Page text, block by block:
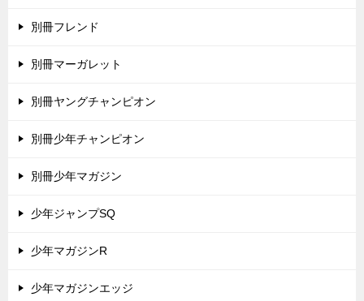
別冊フレンド
別冊マーガレット
別冊ヤングチャンピオン
別冊少年チャンピオン
別冊少年マガジン
少年ジャンプSQ
少年マガジンR
少年マガジンエッジ